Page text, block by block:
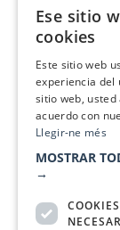
Ese sitio
cookies
Este sitio web
experiencia del
sitio web, usted
acuerdo con
Llegir-ne més
MOSTRAR
→